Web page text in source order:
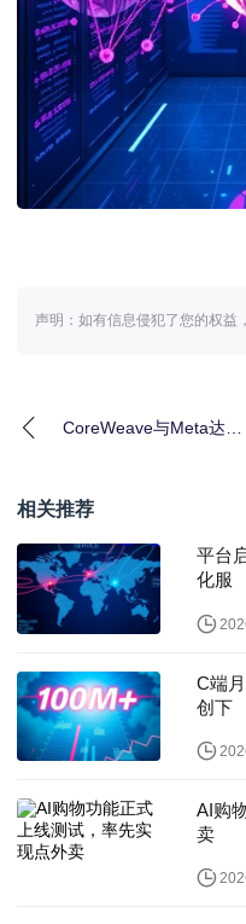
声明：如有信息侵犯了您的权益
CoreWeave与Meta达成
相关推荐
平台
化服
C端
创下
AI购
卖